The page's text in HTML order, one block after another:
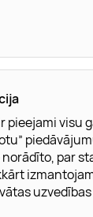
pieejami visu
par